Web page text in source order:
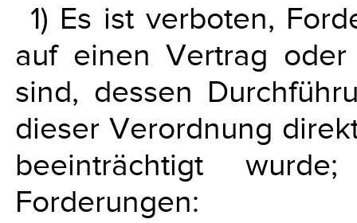
1) Es ist verboten,
auf einen Vertrag oder
sind, dessen
dieser Verordnung
beeinträchtigt
Forderungen: